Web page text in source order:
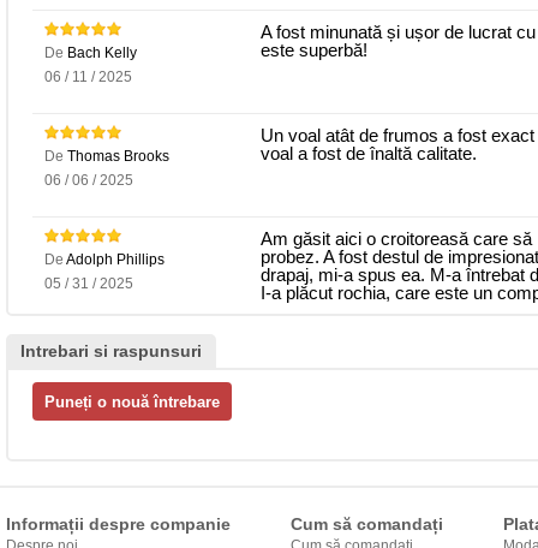
De Bach Kelly
06 / 11 / 2025
A fost minunată și ușor de lucrat
este superbă!
De Thomas Brooks
06 / 06 / 2025
Un voal atât de frumos a fost
voal a fost de înaltă calitate.
De Adolph Phillips
05 / 31 / 2025
Am găsit aici o croitoreasă care
probez. A fost destul de
drapaj, mi-a spus ea. M-a întrebat
I-a plăcut rochia, care este un
Intrebari si raspunsuri
Informații despre companie Cum să comandați